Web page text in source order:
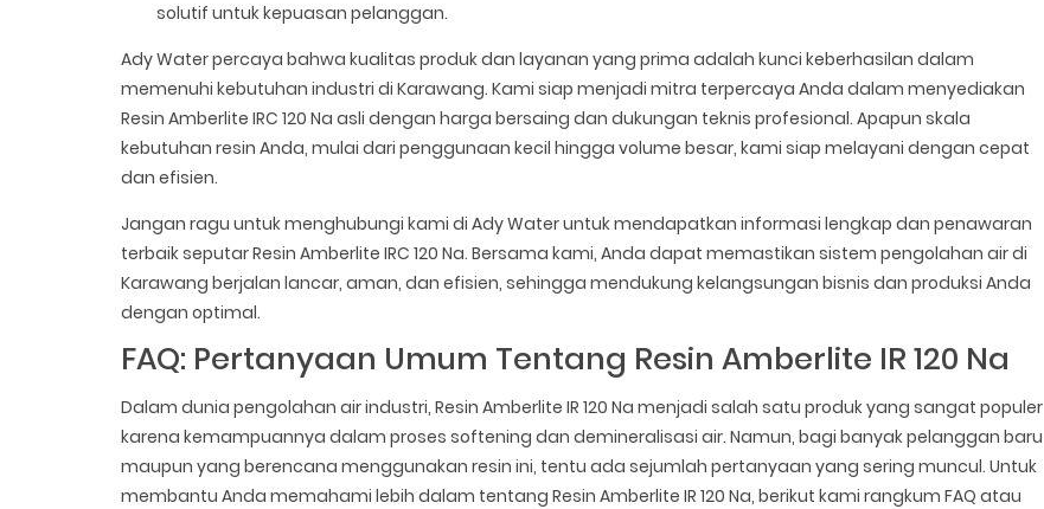
solutif untuk kepuasan pelanggan.
Ady Water percaya bahwa kualitas produk dan layanan yang prima adalah kunci keberhasilan dalam
memenuhi kebutuhan industri di Karawang. Kami siap menjadi mitra terpercaya Anda dalam menyediakan
Resin Amberlite IRC 120 Na asli dengan harga bersaing dan dukungan teknis profesional. Apapun skala
kebutuhan resin Anda, mulai dari penggunaan kecil hingga volume besar, kami siap melayani dengan cepat
dan efisien.
Jangan ragu untuk menghubungi kami di Ady Water untuk mendapatkan informasi lengkap dan penawaran
terbaik seputar Resin Amberlite IRC 120 Na. Bersama kami, Anda dapat memastikan sistem pengolahan air di
Karawang berjalan lancar, aman, dan efisien, sehingga mendukung kelangsungan bisnis dan produksi Anda
dengan optimal.
FAQ: Pertanyaan Umum Tentang Resin Amberlite IR 120 Na
Dalam dunia pengolahan air industri, Resin Amberlite IR 120 Na menjadi salah satu produk yang sangat populer
karena kemampuannya dalam proses softening dan demineralisasi air. Namun, bagi banyak pelanggan baru
maupun yang berencana menggunakan resin ini, tentu ada sejumlah pertanyaan yang sering muncul. Untuk
membantu Anda memahami lebih dalam tentang Resin Amberlite IR 120 Na, berikut kami rangkum FAQ atau